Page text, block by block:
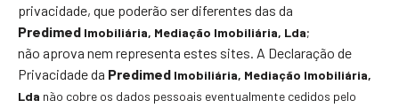
privacidade, que poderão ser diferentes das da
Predimed Imobiliária, Mediação Imobiliária, Lda;
não aprova nem representa estes sites. A Declaração de
Privacidade da Predimed Imobiliária, Mediação Imobiliária,
Lda não cobre os dados pessoais eventualmente cedidos pelo